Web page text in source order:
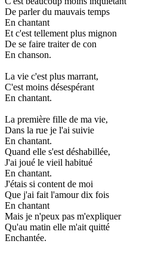
De parler du mauvais temps
En chantant
Et c'est tellement plus mignon
De se faire traiter de con
En chanson.
La vie c'est plus marrant,
C'est moins désespérant
En chantant.
La première fille de ma vie,
Dans la rue je l'ai suivie
En chantant.
Quand elle s'est déshabillée,
J'ai joué le vieil habitué
En chantant.
J'étais si content de moi
Que j'ai fait l'amour dix fois
En chantant
Mais je n'peux pas m'expliquer
Qu'au matin elle m'ait quitté
Enchantée.